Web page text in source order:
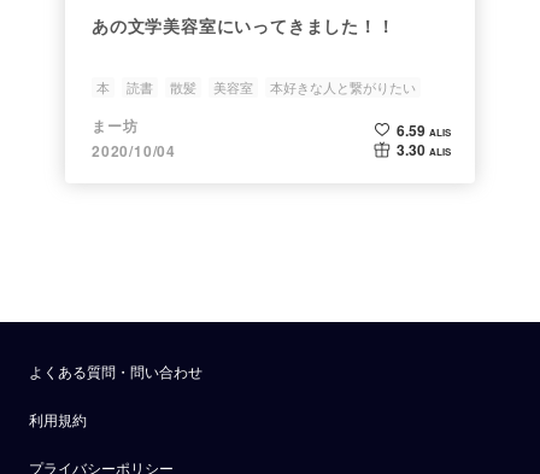
あの文学美容室にいってきました！！
本 読書 散髪 美容室 本好きな人と繋がりたい
まー坊
2020/10/04
6.59 ALIS
3.30 ALIS
よくある質問・問い合わせ
利用規約
プライバシーポリシー